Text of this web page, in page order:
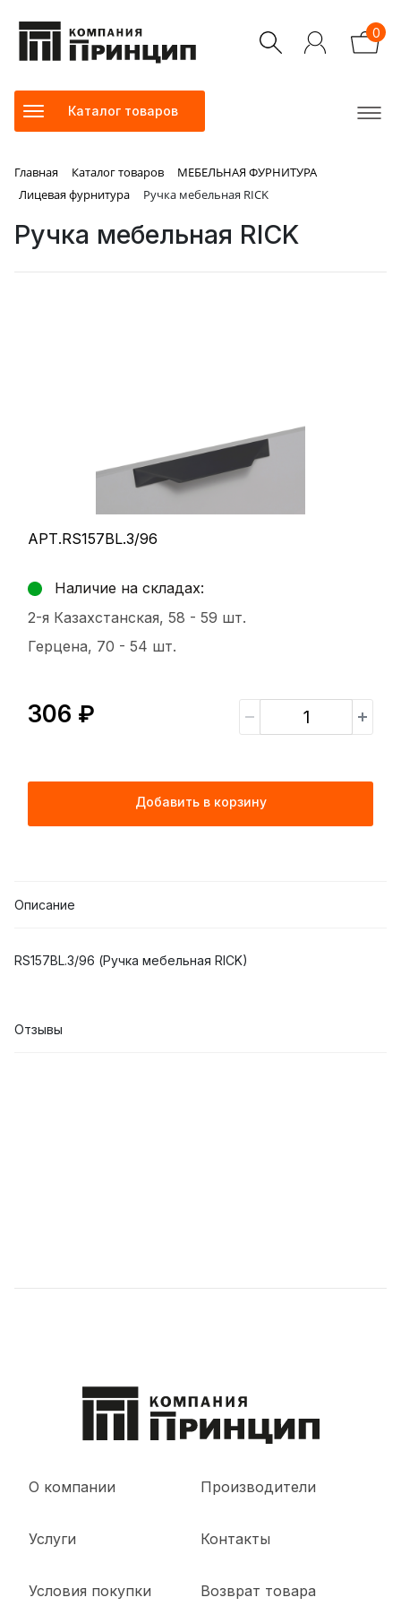
0
Каталог товаров
Главная Каталог товаров
МЕБЕЛЬНАЯ ФУРНИТУРА
Лицевая фурнитура
Ручка мебельная RICK
Ручка мебельная RICK
АРТ.RS157BL.3/96
Наличие на складах:
2-я Казахстанская, 58 - 59 шт.
Герцена, 70 - 54 шт.
306 ₽
Добавить в корзину
Описание
RS157BL.3/96 (Ручка мебельная RICK)
Отзывы
О компании
Услуги
Условия покупки
Производители
Контакты
Возврат товара